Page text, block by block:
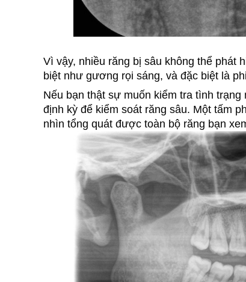
Vì vậy, nhiều răng bị sâu không thể phát
biệt như gương rọi sáng, và đặc biệt là
Nếu bạn thật sự muốn kiểm tra tình
định kỳ để kiểm soát răng sâu. Một tấm
nhìn tổng quát được toàn bộ răng bạn